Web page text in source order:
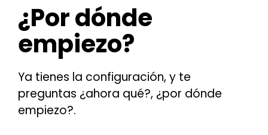
¿Por dónde
empiezo?
Ya tienes la configuración, y te
preguntas ¿ahora qué?, ¿por dónde
empiezo?.